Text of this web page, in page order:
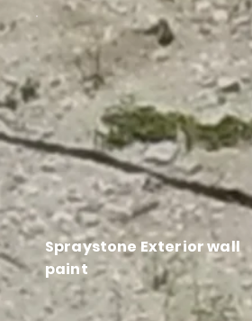
Spraystone Exterior wall
paint